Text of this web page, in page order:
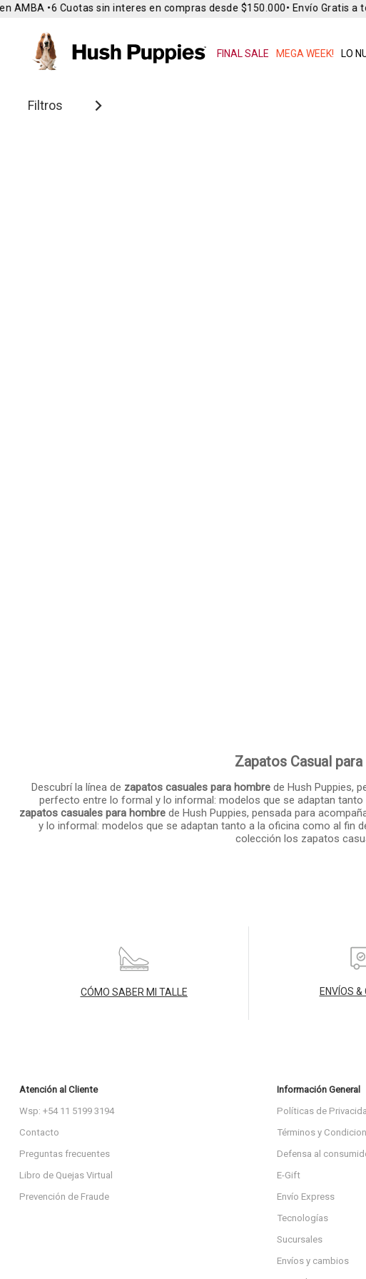
FINAL SALE MEGA WEEK! LO
AMBA •6 Cuotas sin interes en compras desde $150.000• Envío Gratis a
Filtros
Zapatos Casual
Descubrí la línea de zapatos casuales para hombrede Hush Puppies,
perfecto entre lo formal y lo informal: modelos que se adaptan
zapatos casuales para hombre de Hush Puppies, pensada para
y lo informal: modelos que se adaptan tanto a la oficina como al fin
colección los zapatos
CÓMO SABER MI TALLE ENVÍOS
Atención al Cliente
Wsp: +54 11 5199 3194
Contacto
Preguntas frecuentes
Libro de Quejas Virtual
Prevención de Fraude
Información General
Políticas de
Términos y
Defensa al
E-Gift
Envío Express
Tecnologías
Sucursales
Envíos y cambios